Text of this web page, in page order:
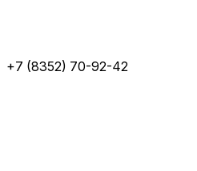
+7 (8352) 70-92-42